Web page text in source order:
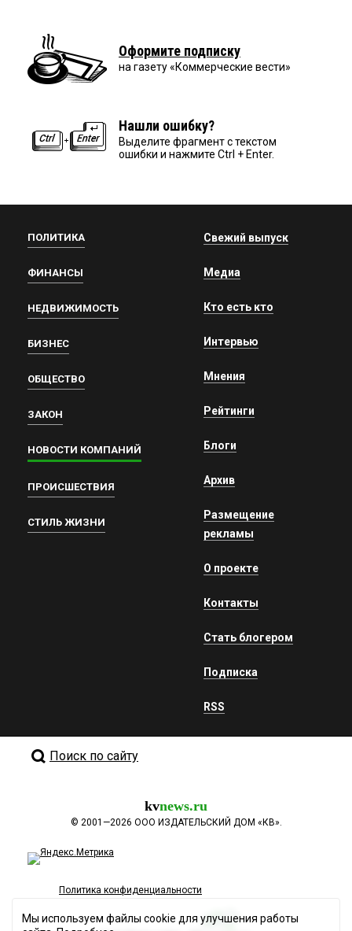
Оформите подписку
на газету «Коммерческие вести»
Нашли ошибку?
Выделите фрагмент с текстом
ошибки и нажмите Ctrl + Enter.
ПОЛИТИКА
ФИНАНСЫ
НЕДВИЖИМОСТЬ
БИЗНЕС
ОБЩЕСТВО
ЗАКОН
НОВОСТИ КОМПАНИЙ
ПРОИСШЕСТВИЯ
СТИЛЬ ЖИЗНИ
Свежий выпуск
Медиа
Кто есть кто
Интервью
Мнения
Рейтинги
Блоги
Архив
Размещение
рекламы
О проекте
Контакты
Стать блогером
Подписка
RSS
Поиск по сайту
kvnews.ru
© 2001—2026 ООО ИЗДАТЕЛЬСКИЙ ДОМ «КВ».
Политика конфиденциальности
Мы используем файлы cookie для улучшения работы